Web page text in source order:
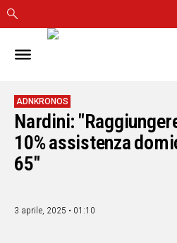
IN
CAGLIARI
SASSARI
NUORO
ORISTANO
SULCIS
OGLIASTRA
ADNKRONOS
Nardini:
10% assistenza
65"
3 aprile, 2025 • 01:10